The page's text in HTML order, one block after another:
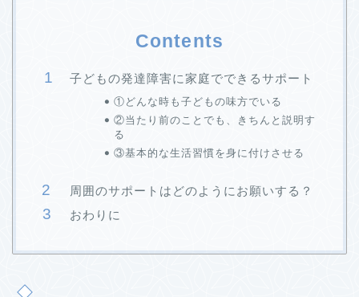
Contents
子どもの発達障害に家庭でできるサポート
①どんな時も子どもの味方でいる
②当たり前のことでも、きちんと説明す
る
③基本的な生活習慣を身に付けさせる
周囲のサポートはどのようにお願いする？
おわりに